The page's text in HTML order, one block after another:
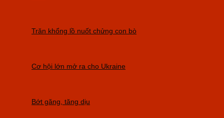
Trăn khổng lồ nuốt chửng con bò
Cơ hội lớn mở ra cho Ukraine
Bớt găng, tăng dịu